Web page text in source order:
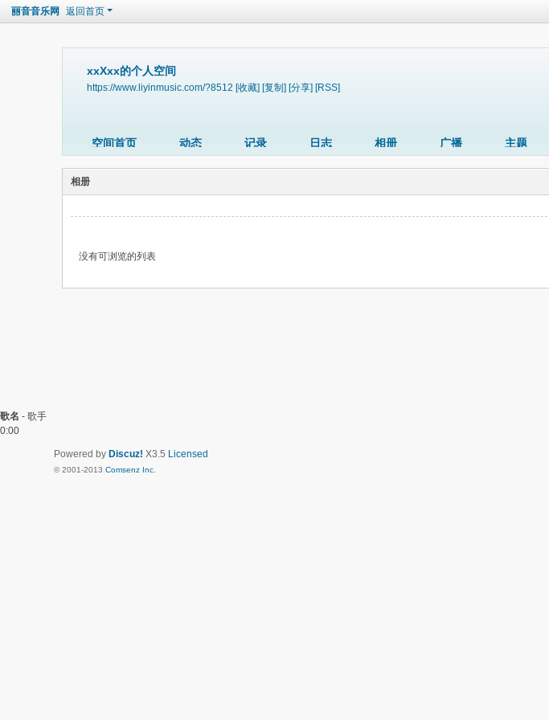
丽音音乐网 返回首页
xxXxx的个人空间
https://www.liyinmusic.com/?8512 [收藏] [复制] [分享] [RSS]
空间首页 动态 记录 日志 相册 广播 主题
相册
没有可浏览的列表
歌名 - 歌手
0:00
Powered by Discuz! X3.5 Licensed
© 2001-2013 Comsenz Inc.